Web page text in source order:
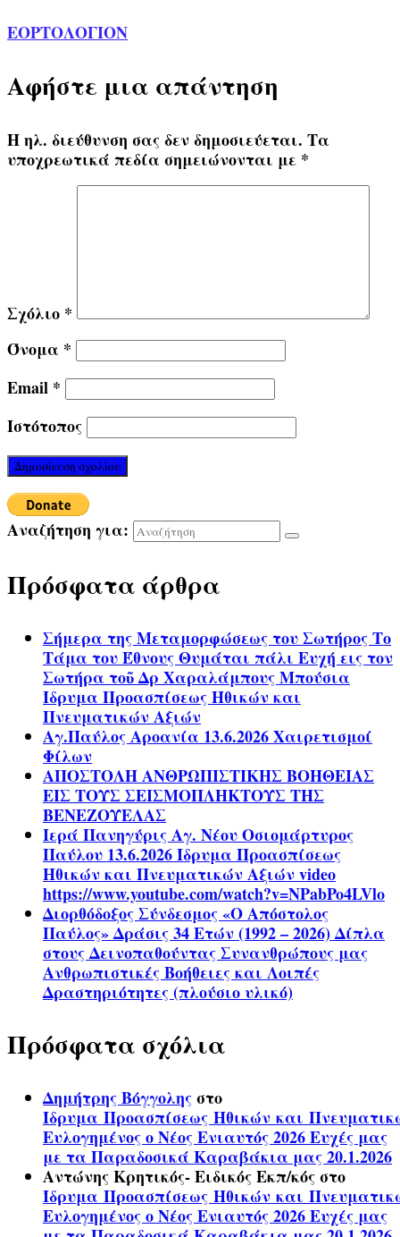
ΕΟΡΤΟΛΟΓΙΟΝ
Αφήστε μια απάντηση
Η ηλ. διεύθυνση σας δεν δημοσιεύεται. Τα
υποχρεωτικά πεδία σημειώνονται με *
Σχόλιο *
Όνομα *
Email *
Ιστότοπος
Αναζήτηση για:
Πρόσφατα άρθρα
Σήμερα της Μεταμορφώσεως του Σωτήρος Το
Τάμα του Έθνους Θυμάται πάλι Ευχή εις τον
Σωτήρα τοῦ Δρ Χαραλάμπους Μπούσια
Ίδρυμα Προασπίσεως Ηθικών και
Πνευματικών Αξιών
Αγ.Παύλος Αροανία 13.6.2026 Χαιρετισμοί
Φίλων
ΑΠΟΣΤΟΛΗ ΑΝΘΡΩΠΙΣΤΙΚΗΣ ΒΟΗΘΕΙΑΣ
ΕΙΣ ΤΟΥΣ ΣΕΙΣΜΟΠΛΗΚΤΟΥΣ ΤΗΣ
ΒΕΝΕΖΟΥΕΛΑΣ
Ιερά Πανηγύρις Αγ. Νέου Οσιομάρτυρος
Παύλου 13.6.2026 Ίδρυμα Προασπίσεως
Ηθικών και Πνευματικών Αξιών video
https://www.youtube.com/watch?v=NPabPo4LVlo
Διορθόδοξος Σύνδεσμος «Ο Απόστολος
Παύλος» Δράσις 34 Ετών (1992 – 2026) Δίπλα
στους Δεινοπαθούντας Συνανθρώπους μας
Ανθρωπιστικές Βοήθειες και Λοιπές
Δραστηριότητες (πλούσιο υλικό)
Πρόσφατα σχόλια
Δημήτρης Βόγγοληςστο
Ίδρυμα Προασπίσεως Ηθικών και
Ευλογημένος ο Νέος Ενιαυτός 2026 Ευχές μας
με τα Παραδοσικά Καραβάκια μας 20.1.2026
Αντώνης Κρητικός- Ειδικός Εκπ/κόςστο
Ίδρυμα Προασπίσεως Ηθικών και
Ευλογημένος ο Νέος Ενιαυτός 2026 Ευχές μας